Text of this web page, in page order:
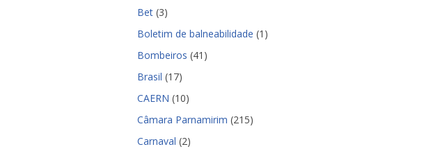
Bet (3)
Boletim de balneabilidade (1)
Bombeiros (41)
Brasil (17)
CAERN (10)
Câmara Parnamirim (215)
Carnaval (2)